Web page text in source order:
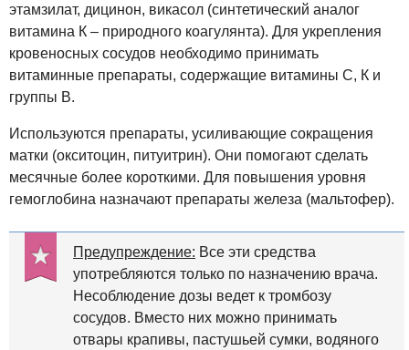
этамзилат, дицинон, викасол (синтетический аналог
витамина К – природного коагулянта). Для укрепления
кровеносных сосудов необходимо принимать
витаминные препараты, содержащие витамины С, К и
группы В.
Используются препараты, усиливающие сокращения
матки (окситоцин, питуитрин). Они помогают сделать
месячные более короткими. Для повышения уровня
гемоглобина назначают препараты железа (мальтофер).
Предупреждение: Все эти средства
употребляются только по назначению врача.
Несоблюдение дозы ведет к тромбозу
сосудов. Вместо них можно принимать
отвары крапивы, пастушьей сумки, водяного